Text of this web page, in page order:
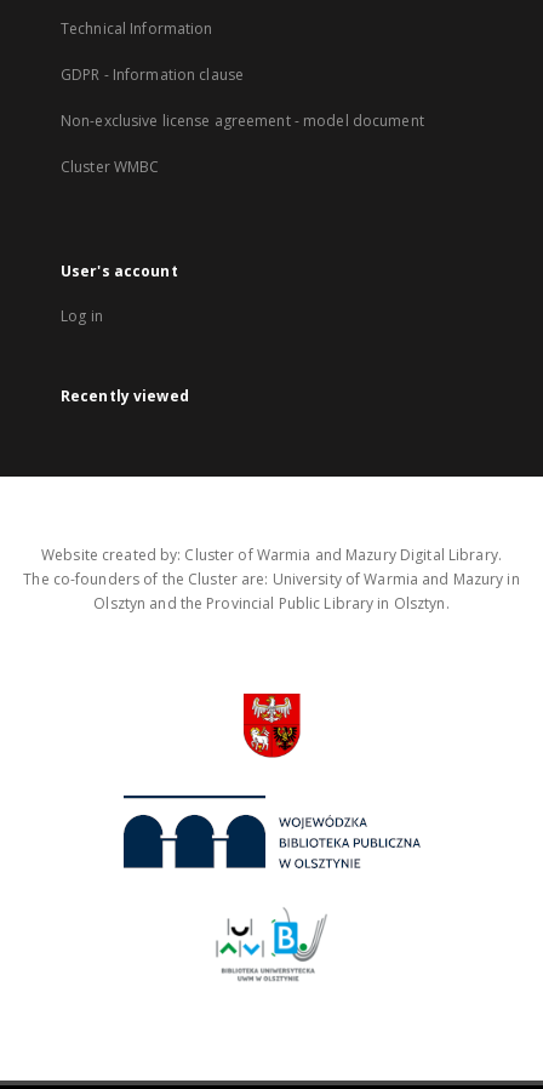
Technical Information
GDPR - Information clause
Non-exclusive license agreement - model document
Cluster WMBC
User's account
Log in
Recently viewed
Website created by: Cluster of Warmia and Mazury Digital Library.
The co-founders of the Cluster are: University of Warmia and Mazury in
Olsztyn and the Provincial Public Library in Olsztyn.